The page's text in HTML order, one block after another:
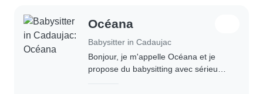
Océana
Babysitter in Cadaujac
Bonjour, je m'appelle Océana et je
propose du babysitting avec sérieux